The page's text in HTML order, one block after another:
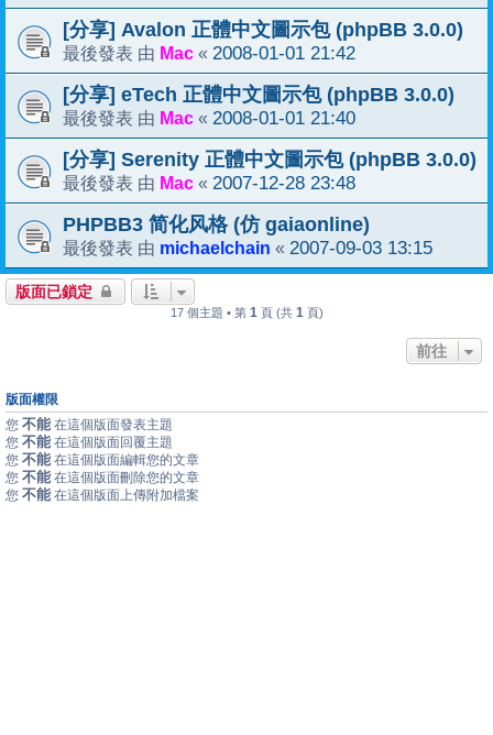
[分享] Avalon 正體中文圖示包 (phpBB 3.0.0)
最後發表 由 Mac « 2008-01-01 21:42
[分享] eTech 正體中文圖示包 (phpBB 3.0.0)
最後發表 由 Mac « 2008-01-01 21:40
[分享] Serenity 正體中文圖示包 (phpBB 3.0.0)
最後發表 由 Mac « 2007-12-28 23:48
PHPBB3 简化风格 (仿 gaiaonline)
最後發表 由 michaelchain « 2007-09-03 13:15
版面已鎖定
17 個主題 • 第 1 頁 (共 1 頁)
前往
版面權限
您 不能 在這個版面發表主題
您 不能 在這個版面回覆主題
您 不能 在這個版面編輯您的文章
您 不能 在這個版面刪除您的文章
您 不能 在這個版面上傳附加檔案